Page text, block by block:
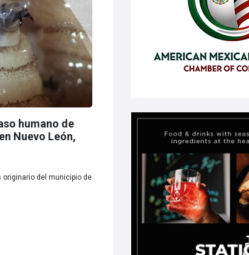
humano de
Nuevo León,
originario del municipio de